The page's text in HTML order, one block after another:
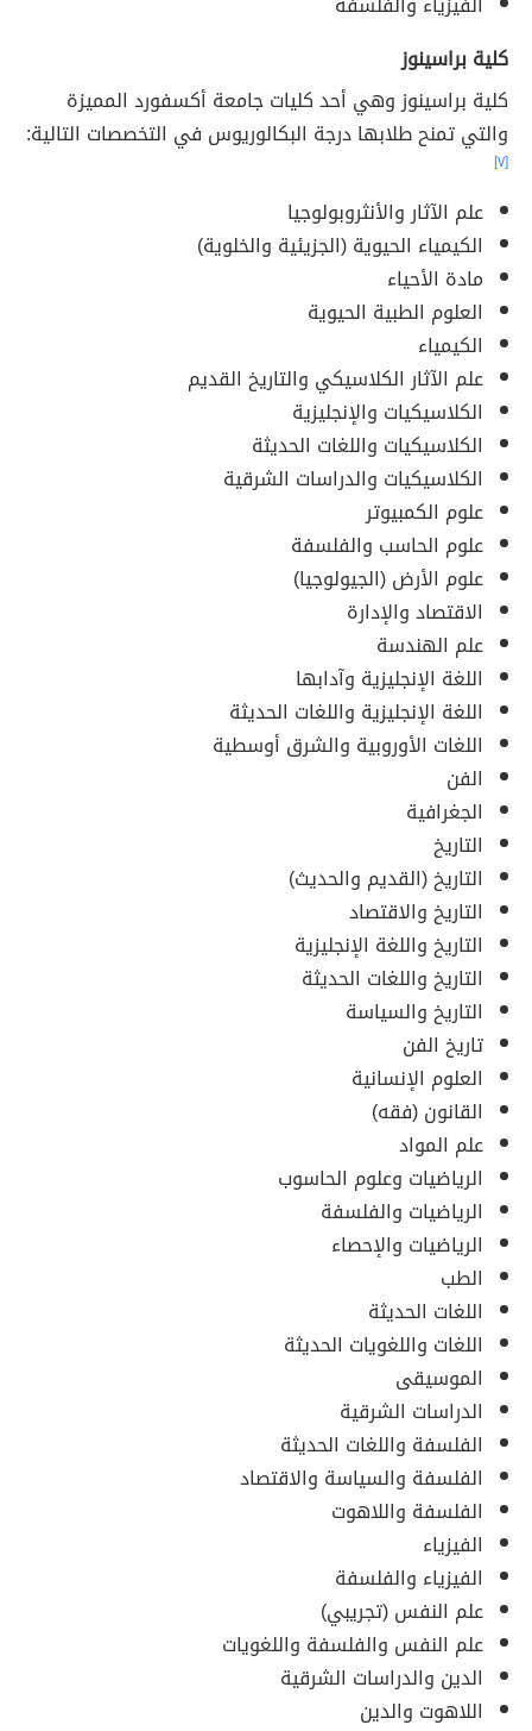
كلية براسينوز
كلية براسينوز وهي أحد كليات جامعة أكسفورد المميزة
والتي تمنح طلابها درجة البكالوريوس في التخصصات التالية:
[٧]
علم الآثار والأنثروبولوجيا
الكيمياء الحيوية (الجزيئية والخلوية)
مادة الأحياء
العلوم الطبية الحيوية
الكيمياء
علم الآثار الكلاسيكي والتاريخ القديم
الكلاسيكيات والإنجليزية
الكلاسيكيات واللغات الحديثة
الكلاسيكيات والدراسات الشرقية
علوم الكمبيوتر
علوم الحاسب والفلسفة
علوم الأرض (الجيولوجيا)
الاقتصاد والإدارة
علم الهندسة
اللغة الإنجليزية وآدابها
اللغة الإنجليزية واللغات الحديثة
اللغات الأوروبية والشرق أوسطية
الفن
الجغرافية
التاريخ
التاريخ (القديم والحديث)
التاريخ والاقتصاد
التاريخ واللغة الإنجليزية
التاريخ واللغات الحديثة
التاريخ والسياسة
تاريخ الفن
العلوم الإنسانية
القانون (فقه)
علم المواد
الرياضيات وعلوم الحاسوب
الرياضيات والفلسفة
الرياضيات والإحصاء
الطب
اللغات الحديثة
اللغات واللغويات الحديثة
الموسيقى
الدراسات الشرقية
الفلسفة واللغات الحديثة
الفلسفة والسياسة والاقتصاد
الفلسفة واللاهوت
الفيزياء
الفيزياء والفلسفة
علم النفس (تجريبي)
علم النفس والفلسفة واللغويات
الدين والدراسات الشرقية
اللاهوت والدين